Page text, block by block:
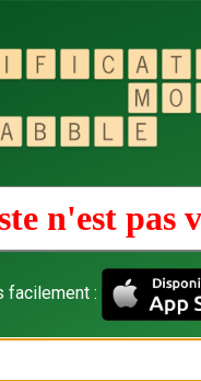
n'est pas
facilement :